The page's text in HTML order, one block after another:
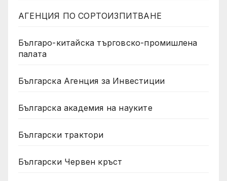
АГЕНЦИЯ ПО СОРТОИЗПИТВАНЕ
Българо-китайска търговско-промишлена
палата
Българска Агенция за Инвестиции
Българска академия на науките
Български трактори
Български Червен кръст